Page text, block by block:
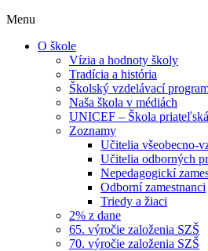
Menu
O škole
Vízia a hodnoty školy
Tradícia a história
Školský vzdelávací
Naša škola v médiách
UNICEF – Škola
Zoznamy
Učitelia všeobecno-
Učitelia odborných
Nepedagogickí
Odborní zamestnanci
Triedy a žiaci
2% z dane
65. výročie založenia SZŠ
70. výročie založenia SZŠ